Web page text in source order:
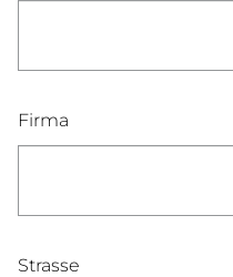
Firma
Strasse